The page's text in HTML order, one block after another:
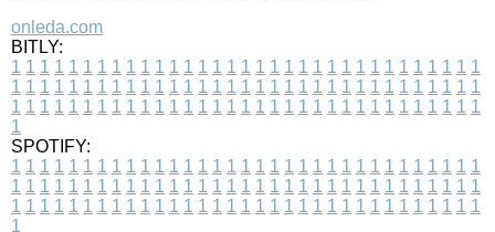
onleda.com
BITLY:
1 1 1 1 1 1 1 1 1 1 1 1 1 1 1 1 1 1 1 1 1 1 1 1 1 1 1 1 1 1 1 1 1
1 1 1 1 1 1 1 1 1 1 1 1 1 1 1 1 1 1 1 1 1 1 1 1 1 1 1 1 1 1 1 1 1
1 1 1 1 1 1 1 1 1 1 1 1 1 1 1 1 1 1 1 1 1 1 1 1 1 1 1 1 1 1 1 1 1
1
SPOTIFY:
1 1 1 1 1 1 1 1 1 1 1 1 1 1 1 1 1 1 1 1 1 1 1 1 1 1 1 1 1 1 1 1 1
1 1 1 1 1 1 1 1 1 1 1 1 1 1 1 1 1 1 1 1 1 1 1 1 1 1 1 1 1 1 1 1 1
1 1 1 1 1 1 1 1 1 1 1 1 1 1 1 1 1 1 1 1 1 1 1 1 1 1 1 1 1 1 1 1 1
1